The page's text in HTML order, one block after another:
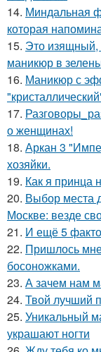
14. Миндальная
которая
15. Это изящный,
маникюр в
16. Маникюр с
17.
о женщинах!
18. Аркан 3
хозяйки.
19. Как я принца
20. Выбор места
Москве: везде
21. И ещё 5
22. Пришлось
босоножками.
23. А зачем нам
24. Твой лучший
25. Уникальный
украшают ногти